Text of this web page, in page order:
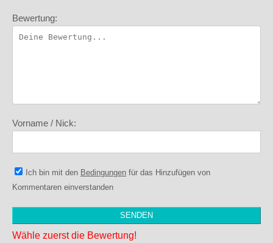
Bewertung:
Vorname / Nick:
Ich bin mit den Bedingungen für das Hinzufügen von
Kommentaren einverstanden
Wähle zuerst die Bewertung!